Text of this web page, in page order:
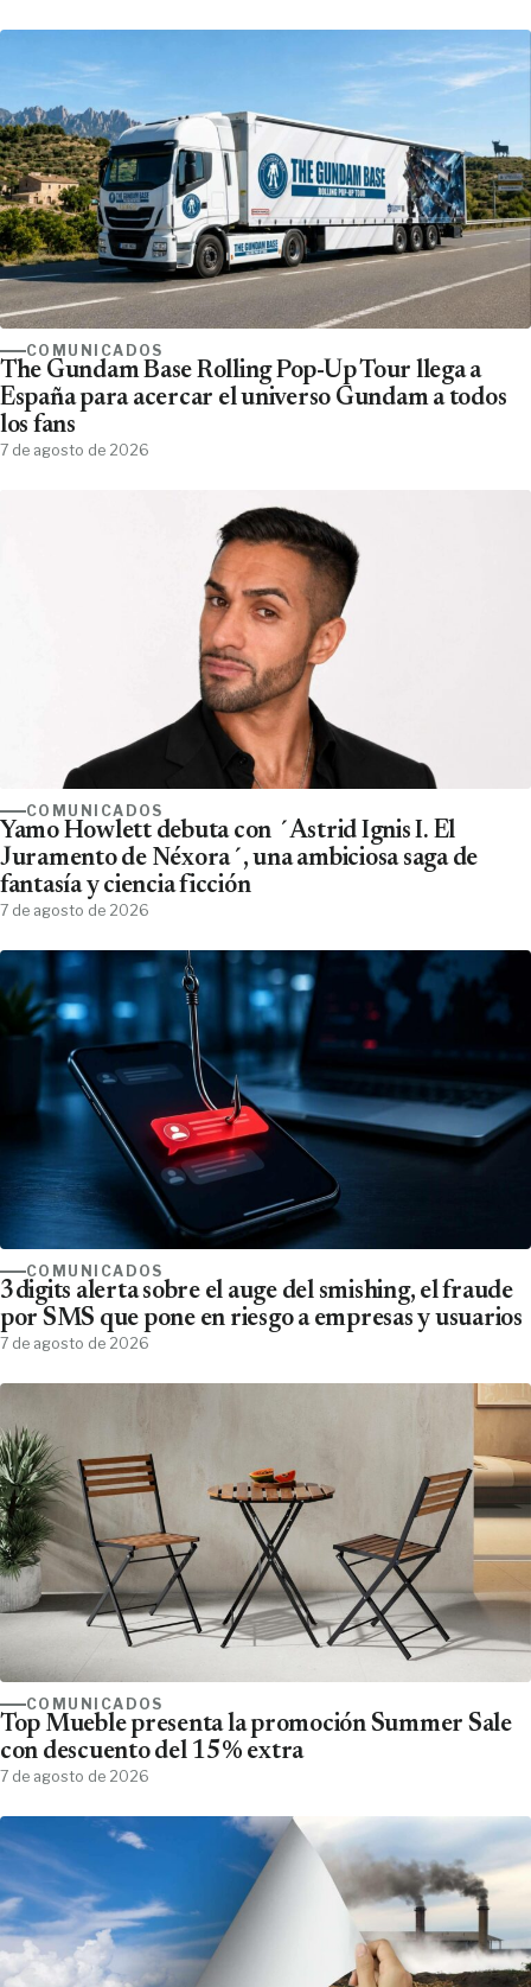
COMUNICADOS
The Gundam Base Rolling Pop-Up Tour llega a
España para acercar el universo Gundam a todos
los fans
7 de agosto de 2026
COMUNICADOS
Yamo Howlett debuta con ´Astrid Ignis I. El
Juramento de Néxora´, una ambiciosa saga de
fantasía y ciencia ficción
7 de agosto de 2026
COMUNICADOS
3digits alerta sobre el auge del smishing, el fraude
por SMS que pone en riesgo a empresas y usuarios
7 de agosto de 2026
COMUNICADOS
Top Mueble presenta la promoción Summer Sale
con descuento del 15% extra
7 de agosto de 2026